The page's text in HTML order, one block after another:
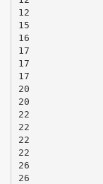
12
15
16
17
17
17
20
20
22
22
22
22
26
26